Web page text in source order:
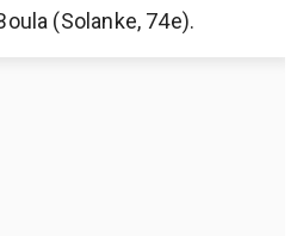
(Solanke, 74e).